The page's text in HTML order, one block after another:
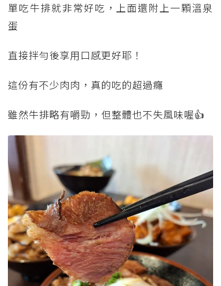
單吃牛排就非常好吃，上面還附上一顆溫泉
蛋
直接拌勻後享用口感更好耶！
這份有不少肉肉，真的吃的超過癮
雖然牛排略有嚼勁，但整體也不失風味喔👍